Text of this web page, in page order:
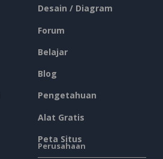
Desain / Diagram
Forum
Belajar
Blog
Pengetahuan
Alat Gratis
Peta Situs
Perusahaan